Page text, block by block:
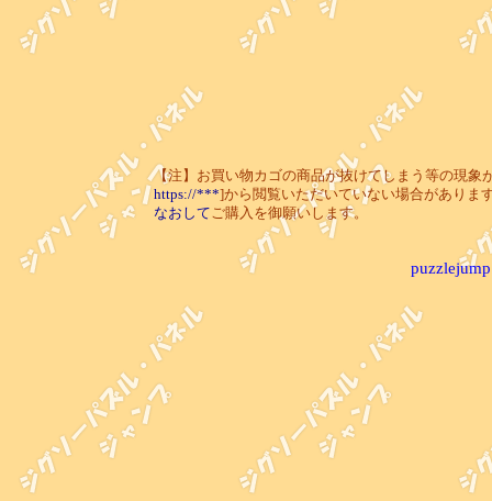
【注】お買い物カゴの商品が抜けてしまう等の現象
https://***]から閲覧いただいていない場合がありま
なおしてご購入を御願いします。